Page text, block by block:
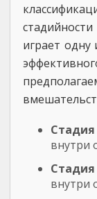
играет одну
Стадия
внутри
Стадия
внутри